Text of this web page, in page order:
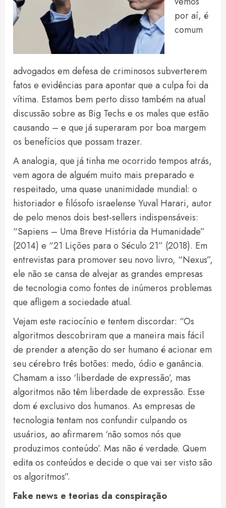
por aí, é
comum
advogados em defesa de criminosos subverterem
fatos e evidências para apontar que a culpa foi da
vítima. Estamos bem perto disso também na atual
discussão sobre as Big Techs e os males que estão
causando – e que já superaram por boa margem
os benefícios que possam trazer.
A analogia, que já tinha me ocorrido tempos atrás,
vem agora de alguém muito mais preparado e
respeitado, uma quase unanimidade mundial: o
historiador e filósofo israelense Yuval Harari, autor
de pelo menos dois best-sellers indispensáveis:
“Sapiens – Uma Breve História da Humanidade”
(2014) e “21 Lições para o Século 21” (2018). Em
entrevistas para promover seu novo livro, “Nexus”,
ele não se cansa de alvejar as grandes empresas
de tecnologia como fontes de inúmeros problemas
que afligem a sociedade atual.
Vejam este raciocínio e tentem discordar: “Os
algoritmos descobriram que a maneira mais fácil
de prender a atenção do ser humano é acionar em
seu cérebro três botões: medo, ódio e ganância.
Chamam a isso ‘liberdade de expressão’, mas
algoritmos não têm liberdade de expressão. Esse
dom é exclusivo dos humanos. As empresas de
tecnologia tentam nos confundir culpando os
usuários, ao afirmarem ‘não somos nós que
produzimos conteúdo’. Mas não é verdade. Quem
edita os conteúdos e decide o que vai ser visto são
os algoritmos”.
Fake news e teorias da conspiração